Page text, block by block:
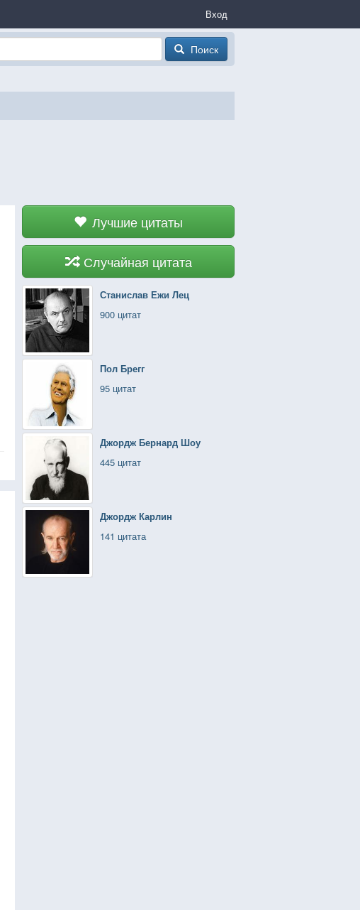
Вход
Поиск
Лучшие цитаты
Случайная цитата
Станислав Ежи Лец
900 цитат
Пол Брегг
95 цитат
Джордж Бернард Шоу
445 цитат
Джордж Карлин
141 цитата